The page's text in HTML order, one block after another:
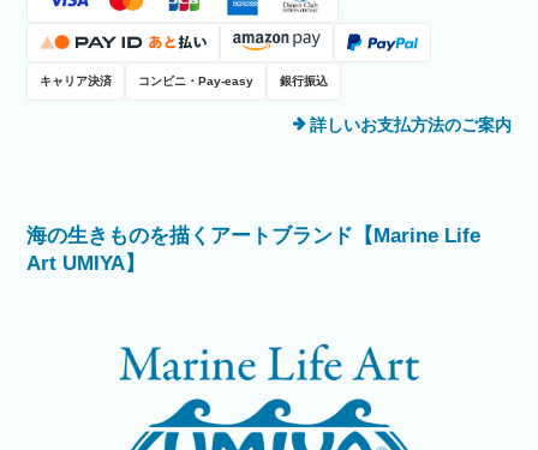
キャリア決済 コンビニ・Pay-easy 銀行振込
詳しいお支払方法のご案内
海の生きものを描くアートブランド【Marine Life
Art UMIYA】